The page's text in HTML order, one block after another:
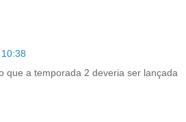
que a temporada 2 deveria ser lançada